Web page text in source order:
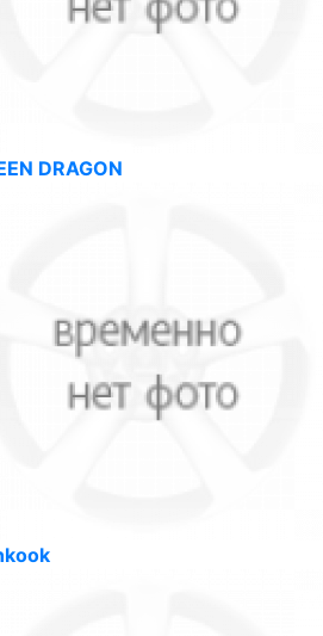
DRAGON